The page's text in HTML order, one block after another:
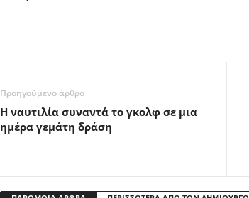
Προηγούμενο άρθρο
Η ναυτιλία συναντά το γκολφ σε μια
ημέρα γεμάτη δράση